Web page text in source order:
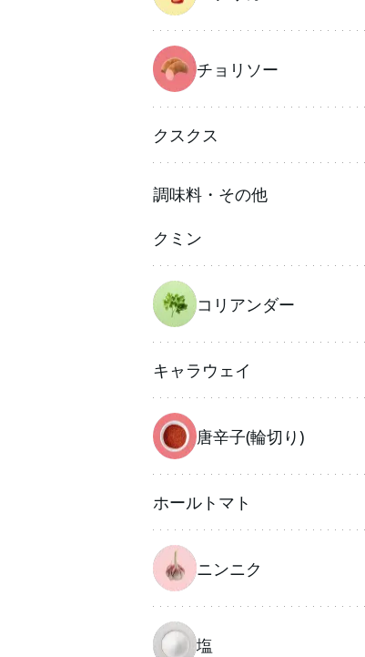
チョリソー
クスクス
調味料・その他
クミン
コリアンダー
キャラウェイ
唐辛子(輪切り)
ホールトマト
ニンニク
塩